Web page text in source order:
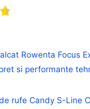
Rowenta Focus
si performante
rufe Candy S-Line